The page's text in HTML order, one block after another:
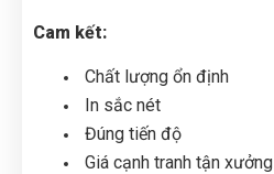
Cam kết:
Chất lượng ổn định
In sắc nét
Đúng tiến độ
Giá cạnh tranh tận xưởng